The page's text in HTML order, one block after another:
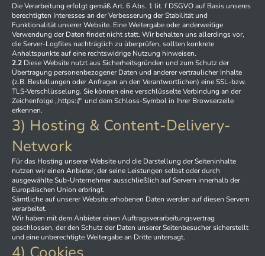
Die Verarbeitung erfolgt gemäß Art. 6 Abs. 1 lit. f DSGVO auf Basis unseres
berechtigten Interesses an der Verbesserung der Stabilität und
Funktionalität unserer Website. Eine Weitergabe oder anderweitige
Verwendung der Daten findet nicht statt. Wir behalten uns allerdings vor,
die Server-Logfiles nachträglich zu überprüfen, sollten konkrete
Anhaltspunkte auf eine rechtswidrige Nutzung hinweisen.
2.2 Diese Website nutzt aus Sicherheitsgründen und zum Schutz der
Übertragung personenbezogener Daten und anderer vertraulicher Inhalte
(z.B. Bestellungen oder Anfragen an den Verantwortlichen) eine SSL-bzw.
TLS-Verschlüsselung. Sie können eine verschlüsselte Verbindung an der
Zeichenfolge „https://“ und dem Schloss-Symbol in Ihrer Browserzeile
erkennen.
3) Hosting & Content-Delivery-
Network
Für das Hosting unserer Website und die Darstellung der Seiteninhalte
nutzen wir einen Anbieter, der seine Leistungen selbst oder durch
ausgewählte Sub-Unternehmer ausschließlich auf Servern innerhalb der
Europäischen Union erbringt.
Sämtliche auf unserer Website erhobenen Daten werden auf diesen Servern
verarbeitet.
Wir haben mit dem Anbieter einen Auftragsverarbeitungsvertrag
geschlossen, der den Schutz der Daten unserer Seitenbesucher sicherstellt
und eine unberechtigte Weitergabe an Dritte untersagt.
4) Cookies